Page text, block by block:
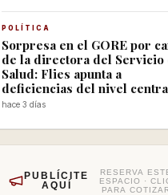
POLÍTICA
Sorpresa en el GORE por
de la directora del Servicio
Salud: Flies apunta a
deficiencias del nivel
hace 3 días
PUBLÍCITE
AQUÍ
RESERVA
ESPACIO ·
PARA